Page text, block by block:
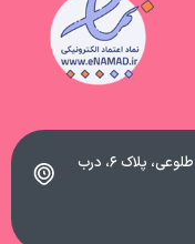
آدرس ما : تهران، خیابان استاد حسن بنا، کوچه طلوعی، پلاک ۶، درب